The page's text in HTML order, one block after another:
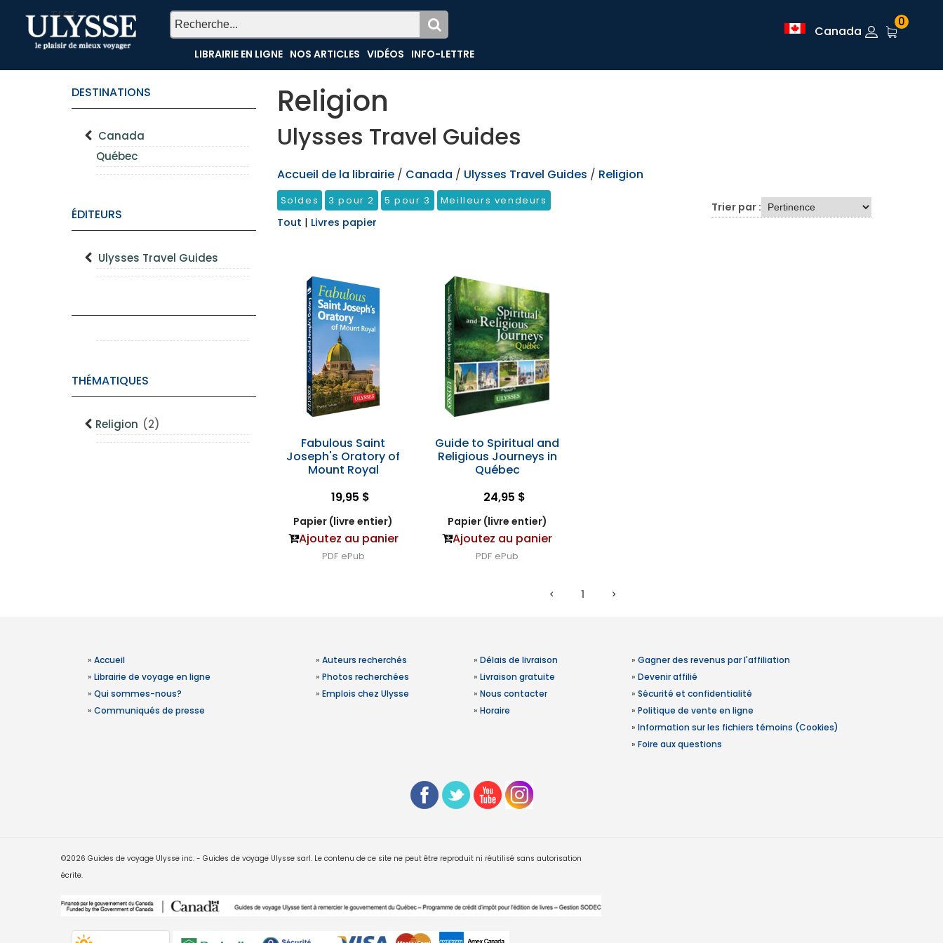
TEST
LIBRAIRIE EN LIGNE NOS ARTICLES VIDÉOS INFO-LETTRE
Canada
0
DESTINATIONS
Canada
Québec
ÉDITEURS
Ulysses Travel Guides
THÉMATIQUES
Religion (2)
Religion
Ulysses Travel Guides
Accueil de la librairie / Canada / Ulysses Travel Guides / Religion
Soldes 3 pour 2 5 pour 3 Meilleurs vendeurs
Tout | Livres papier
Trier par :
Fabulous Saint
Joseph's Oratory of
Mount Royal
19,95 $
Papier (livre entier)
Ajoutez au panier
PDF ePub
Guide to Spiritual and
Religious Journeys in
Québec
24,95 $
Papier (livre entier)
Ajoutez au panier
PDF ePub
1
» Accueil
» Librairie de voyage en ligne
» Qui sommes-nous?
» Communiqués de presse
» Auteurs recherchés
» Photos recherchées
» Emplois chez Ulysse
» Délais de livraison
» Livraison gratuite
» Nous contacter
» Horaire
» Gagner des revenus par l'affiliation
» Devenir affilié
» Sécurité et confidentialité
» Politique de vente en ligne
» Information sur les fichiers témoins (Cookies)
» Foire aux questions
©2026 Guides de voyage Ulysse inc. - Guides de voyage Ulysse sarl. Le contenu de ce site ne peut être reproduit ni réutilisé sans autorisation
écrite.